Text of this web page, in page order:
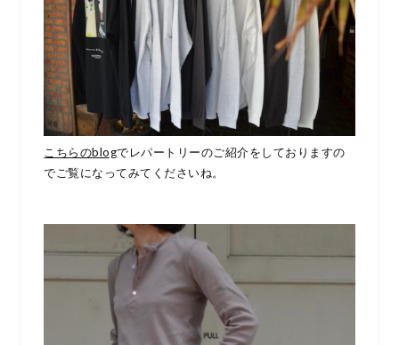
こちらのblogでレパートリーのご紹介をしておりますの
でご覧になってみてくださいね。